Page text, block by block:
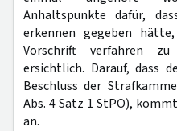
Anhaltspunkte dafür,
erkennen gegeben
Vorschrift verfahren
ersichtlich. Darauf, dass
Beschluss der
Abs. 4 Satz 1 StPO),
an.